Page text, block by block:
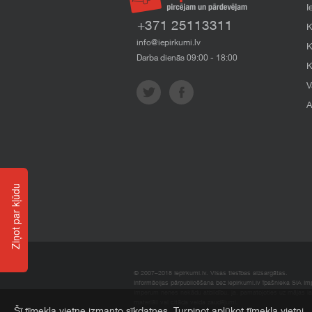
+371 25113311
info@iepirkumi.lv
Darba dienās 09:00 - 18:00
© 2007–2018 Iepirkumi.lv. Visas tiesības aizsargātas.
Informācijas pārpublicēšana bez iepirkumi.lv īpašnieka SIA
Ziņot par kļūdu